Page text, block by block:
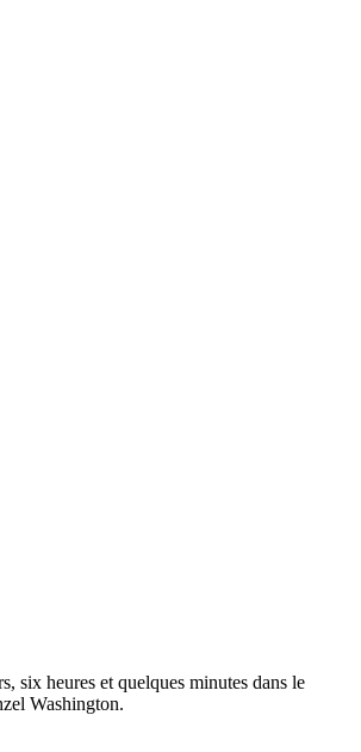
six heures et quelques minutes dans le
Washington.